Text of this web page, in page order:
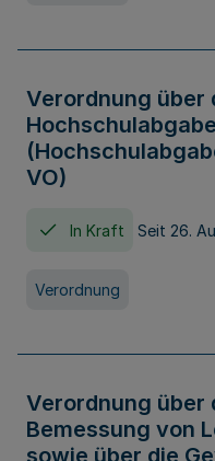
Verordnung über
VO)
In Kraft Seit 26.
Verordnung
Verordnung über
Bemessung von
sowie über die